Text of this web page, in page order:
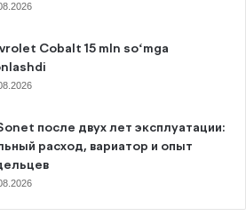
Cobalt 15 mln so‘mga
после двух лет эксплуатации:
расход, вариатор и опыт